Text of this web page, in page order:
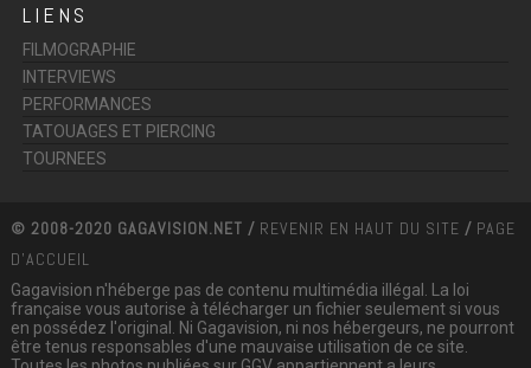
LIENS
FILMOGRAPHIE
INTERVIEWS
PERFORMANCES
TATOUAGES ET PIERCING
TOURNEES
© 2008-2020 GAGAVISION.NET / REVENIR EN HAUT DU SITE / PAGE
D'ACCUEIL
Gagavision n'héberge pas de contenu multimédia illégal. La loi
française vous autorise à télécharger un fichier seulement si vous
en possédez l'original. Ni Gagavision, ni nos hébergeurs, ne pourront
être tenus responsables d'une mauvaise utilisation de ce site.